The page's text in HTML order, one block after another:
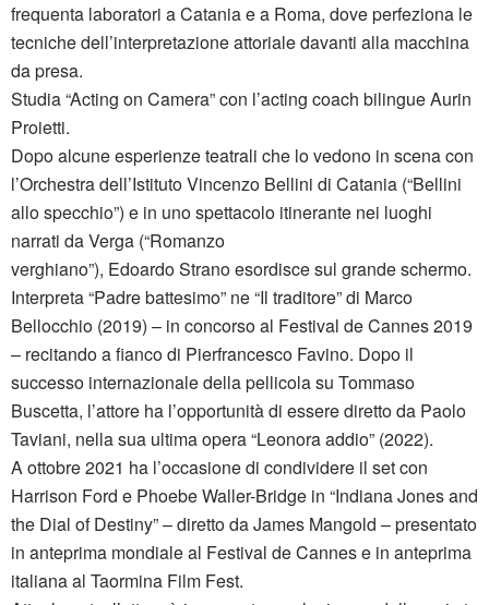
frequenta laboratori a Catania e a Roma, dove perfeziona le
tecniche dell’interpretazione attoriale davanti alla macchina
da presa.
Studia “Acting on Camera” con l’acting coach bilingue Aurin
Proietti.
Dopo alcune esperienze teatrali che lo vedono in scena con
l’Orchestra dell’Istituto Vincenzo Bellini di Catania (“Bellini
allo specchio”) e in uno spettacolo itinerante nei luoghi
narrati da Verga (“Romanzo
verghiano”), Edoardo Strano esordisce sul grande schermo.
Interpreta “Padre battesimo” ne “Il traditore” di Marco
Bellocchio (2019) – in concorso al Festival de Cannes 2019
– recitando a fianco di Pierfrancesco Favino. Dopo il
successo internazionale della pellicola su Tommaso
Buscetta, l’attore ha l’opportunità di essere diretto da Paolo
Taviani, nella sua ultima opera “Leonora addio” (2022).
A ottobre 2021 ha l’occasione di condividere il set con
Harrison Ford e Phoebe Waller-Bridge in “Indiana Jones and
the Dial of Destiny” – diretto da James Mangold – presentato
in anteprima mondiale al Festival de Cannes e in anteprima
italiana al Taormina Film Fest.